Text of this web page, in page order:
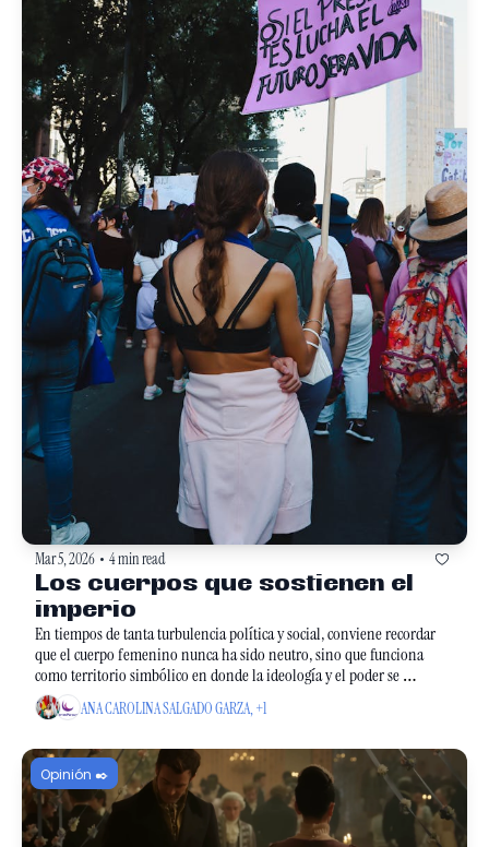
Mar 5, 2026 • 4 min read
Los cuerpos que sostienen el
imperio
En tiempos de tanta turbulencia política y social, conviene recordar
que el cuerpo femenino nunca ha sido neutro, sino que funciona
como territorio simbólico en donde la ideología y el poder se
disputan.
ANA CAROLINA SALGADO GARZA, +1
Opinión ✒️